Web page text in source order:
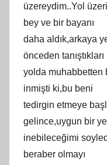
üzereydim..Yol
bey ve bir bayanı
daha aldık,arkaya
önceden tanıştıkları
yolda muhabbetten
inmişti ki,bu beni
tedirgin etmeye
gelince,uygun bir
inebileceğimi
beraber olmayı